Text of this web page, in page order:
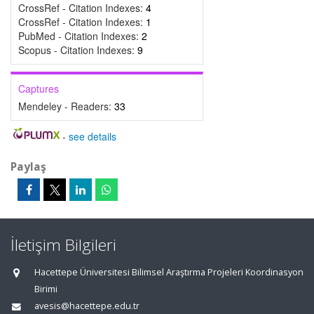
CrossRef - Citation Indexes: 4
CrossRef - Citation Indexes: 1
PubMed - Citation Indexes: 2
Scopus - Citation Indexes: 9
Captures
Mendeley - Readers: 33
- see details
Paylaş
İletişim Bilgileri
Hacettepe Üniversitesi Bilimsel Araştırma Projeleri Koordinasyon
Birimi
avesis@hacettepe.edu.tr